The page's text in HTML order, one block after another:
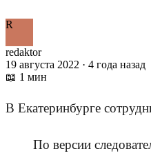
R
redaktor
19 августа 2022 · 4 года назад
📖 1 мин
В Екатеринбурге
По версии